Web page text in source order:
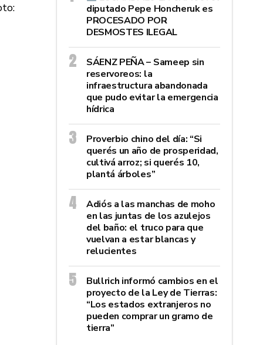
diputado Pepe Honcheruk es
PROCESADO POR
DESMOSTES ILEGAL
SÁENZ PEÑA – Sameep sin
reservoreos: la
infraestructura abandonada
que pudo evitar la emergencia
hídrica
Proverbio chino del día: “Si
querés un año de prosperidad,
cultivá arroz; si querés 10,
plantá árboles”
Adiós a las manchas de moho
en las juntas de los azulejos
del baño: el truco para que
vuelvan a estar blancas y
relucientes
Bullrich informó cambios en el
proyecto de la Ley de Tierras:
“Los estados extranjeros no
pueden comprar un gramo de
tierra”